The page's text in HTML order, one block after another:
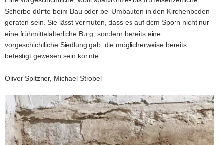
Scherbe dürfte beim Bau oder bei Umbauten in den Kirchenboden
geraten sein. Sie lässt vermuten, dass es auf dem Sporn nicht nur
eine frühmittelalterliche Burg, sondern bereits eine
vorgeschichtliche Siedlung gab, die möglicherweise bereits
befestigt gewesen sein könnte.
Oliver Spitzner, Michael Strobel